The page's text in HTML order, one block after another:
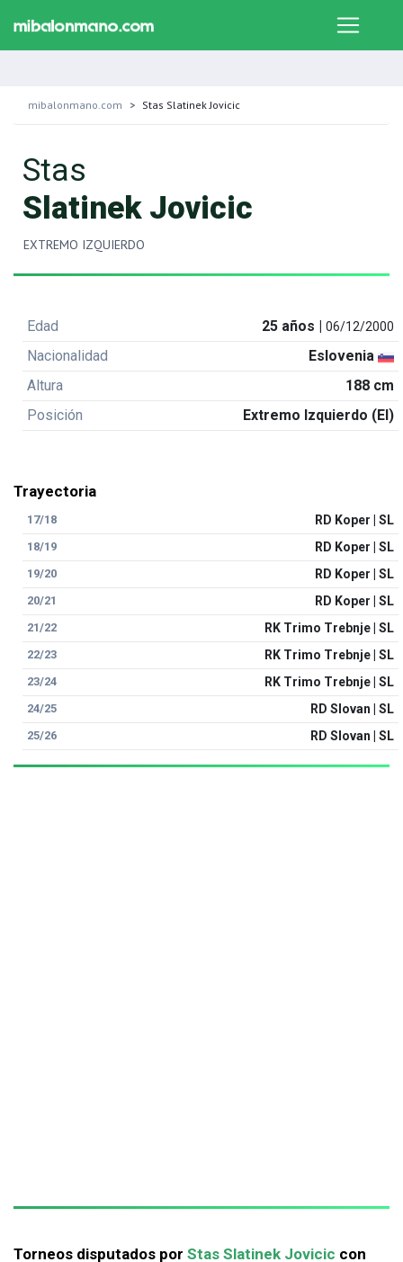
mibalonmano.com Stas Slatinek Jovicic
Stas
Slatinek Jovicic
EXTREMO IZQUIERDO
Edad 25 años |06/12/2000
Nacionalidad
Eslovenia
Altura
188 cm
Posición
Extremo Izquierdo (EI)
Trayectoria
17/18 RD Koper | SL
18/19 RD Koper | SL
19/20 RD Koper | SL
20/21 RD Koper | SL
21/22 RK Trimo Trebnje | SL
22/23 RK Trimo Trebnje | SL
23/24 RK Trimo Trebnje | SL
24/25 RD Slovan | SL
25/26 RD Slovan | SL
Torneos disputados por Stas Slatinek Jovicic con